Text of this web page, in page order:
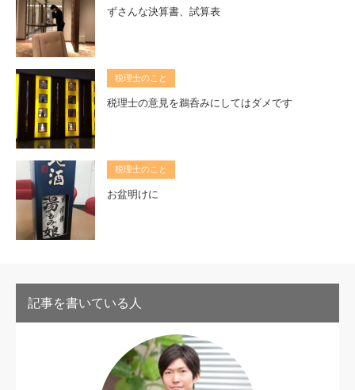
ずさんな決算書、試算表
税理士のこと
税理士の意見を鵜呑みにしてはダメです
税理士のこと
お盆明けに
記事を書いている人